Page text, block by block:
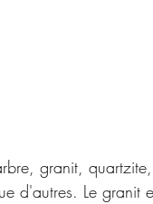
granit, quartzite,
d'autres. Le granit